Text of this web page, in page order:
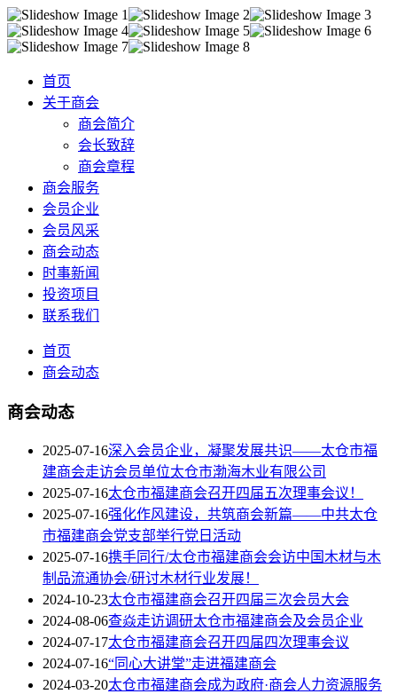
首页
关于商会
商会简介
会长致辞
商会章程
商会服务
会员企业
会员风采
商会动态
时事新闻
投资项目
联系我们
首页
商会动态
商会动态
2025-07-16深入会员企业，凝聚发展共识——太仓市福
建商会走访会员单位太仓市渤海木业有限公司
2025-07-16太仓市福建商会召开四届五次理事会议！
2025-07-16强化作风建设，共筑商会新篇——中共太仓
市福建商会党支部举行党日活动
2025-07-16携手同行/太仓市福建商会会访中国木材与木
制品流通协会/研讨木材行业发展！
2024-10-23太仓市福建商会召开四届三次会员大会
2024-08-06查焱走访调研太仓市福建商会及会员企业
2024-07-17太仓市福建商会召开四届四次理事会议
2024-07-16“同心大讲堂”走进福建商会
2024-03-20太仓市福建商会成为政府·商会人力资源服务